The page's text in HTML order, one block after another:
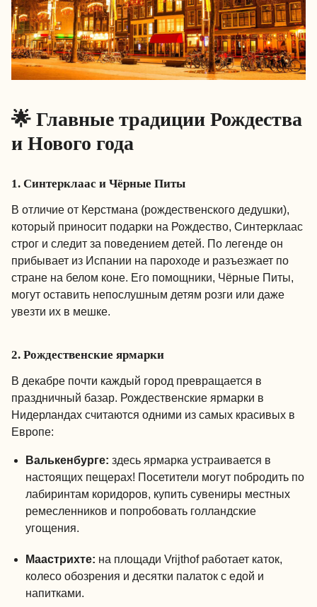
🌟 Главные традиции Рождества
и Нового года
1. Синтерклаас и Чёрные Питы
В отличие от Керстмана (рождественского дедушки),
который приносит подарки на Рождество, Синтерклаас
строг и следит за поведением детей. По легенде он
прибывает из Испании на пароходе и разъезжает по
стране на белом коне. Его помощники, Чёрные Питы,
могут оставить непослушным детям розги или даже
увезти их в мешке.
2. Рождественские ярмарки
В декабре почти каждый город превращается в
праздничный базар. Рождественские ярмарки в
Нидерландах считаются одними из самых красивых в
Европе:
Валькенбурге: здесь ярмарка устраивается в
настоящих пещерах! Посетители могут побродить по
лабиринтам коридоров, купить сувениры местных
ремесленников и попробовать голландские
угощения.
Маастрихте: на площади Vrijthof работает каток,
колесо обозрения и десятки палаток с едой и
напитками.